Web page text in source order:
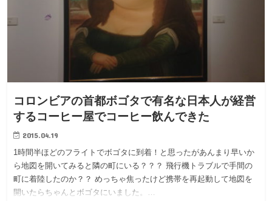
コロンビアの首都ボゴタで有名な日本人が経営
するコーヒー屋でコーヒー飲んできた
2015.04.19
1時間半ほどのフライトでボゴタに到着！と思ったがあんまり早いか
ら地図を開いてみると隣の町にいる？？？ 飛行機トラブルで手間の
町に着陸したのか？？ めっちゃ焦ったけど携帯を再起動して地図を
開いたらちゃんとボゴタにいました。…